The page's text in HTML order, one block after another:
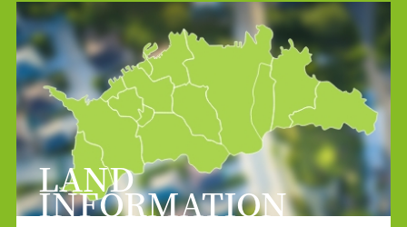
LAND
INFORMATION